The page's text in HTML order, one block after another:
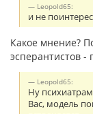
Leopold65:
и не
Какое мнение?
эсперантистов -
Leopold65:
Ну
Вас, модель